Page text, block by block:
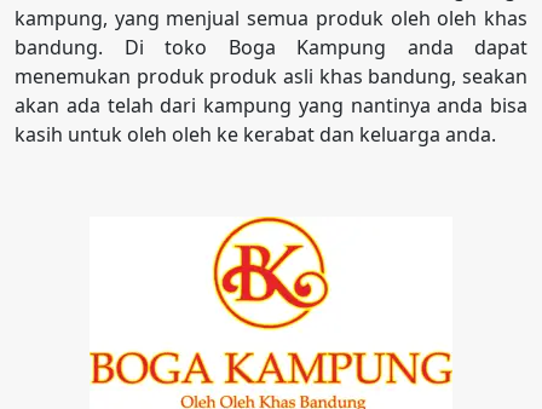
kampung, yang menjual semua produk oleh oleh khas
bandung. Di toko Boga Kampung anda dapat
menemukan produk produk asli khas bandung, seakan
akan ada telah dari kampung yang nantinya anda bisa
kasih untuk oleh oleh ke kerabat dan keluarga anda.